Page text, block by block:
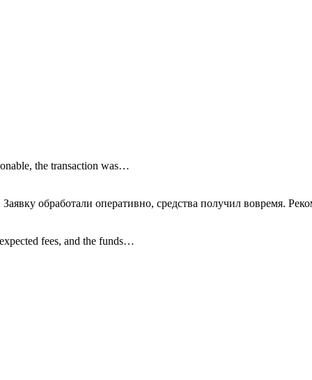
the transaction was…
обработали оперативно, средства получил вовремя.
fees, and the funds…